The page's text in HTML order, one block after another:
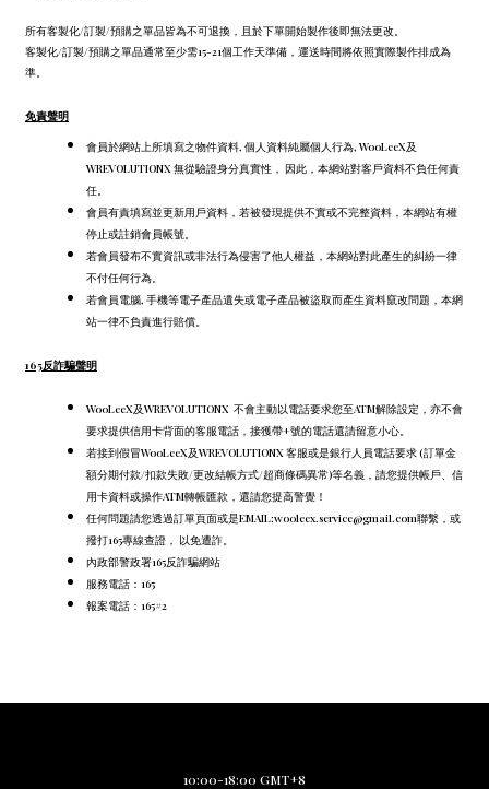
所有客製化/訂製/預購之單品皆為不可退換，且於下單開始製作後即無法更改。
客製化/訂製/預購之單品通常至少需15-21個工作天準備，運送時間將依照實際製作排成為
準。
免責聲明
會員於網站上所填寫之物件資料, 個人資料純屬個人行為, WooLeeX及
WREVOLUTIONX 無從驗證身分真實性， 因此，本網站對客戶資料不負任何責
任。
會員有責填寫並更新用戶資料，若被發現提供不實或不完整資料，本網站有權
停止或註銷會員帳號。
若會員發布不實資訊或非法行為侵害了他人權益，本網站對此產生的糾紛一律
不付任何行為。
若會員電腦, 手機等電子產品遺失或電子產品被盜取而產生資料竄改問題，本網
站一律不負責進行賠償。
165反詐騙聲明
WooLeeX及WREVOLUTIONX 不會主動以電話要求您至ATM解除設定， 亦不會
要求提供信用卡背面的客服電話， 接獲帶+號的電話還請留意小心。
若接到假冒WooLeeX及WREVOLUTIONX 客服或是銀行人員電話要求 (訂單金
額分期付款/扣款失敗/更改結帳方式/超商條碼異常)等名義，請您提供帳戶、信
用卡資料或操作ATM轉帳匯款，還請您提高警覺！
任何問題請您透過訂單頁面或是EMAIL:wooleex.service@gmail.com聯繫，或
撥打165專線查證， 以免遭詐。
內政部警政署165反詐騙網站
服務電話：165
報案電話：165#2
10:00-18:00 GMT+8